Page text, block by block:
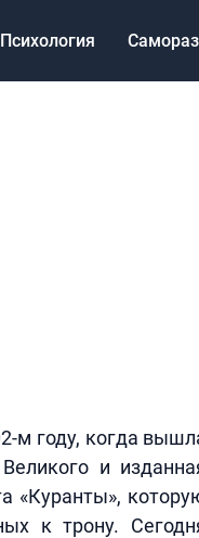
Психология
м году, когда
и
«Куранты»,
к трону.